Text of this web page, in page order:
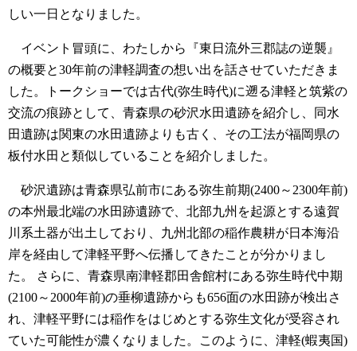
しい一日となりました。
イベント冒頭に、わたしから『東日流外三郡誌の逆襲』
の概要と30年前の津軽調査の想い出を話させていただきま
した。トークショーでは古代(弥生時代)に遡る津軽と筑紫の
交流の痕跡として、青森県の砂沢水田遺跡を紹介し、同水
田遺跡は関東の水田遺跡よりも古く、その工法が福岡県の
板付水田と類似していることを紹介しました。
砂沢遺跡は青森県弘前市にある弥生前期(2400～2300年前)
の本州最北端の水田跡遺跡で、北部九州を起源とする遠賀
川系土器が出土しており、九州北部の稲作農耕が日本海沿
岸を経由して津軽平野へ伝播してきたことが分かりまし
た。
さらに、青森県南津軽郡田舎館村にある弥生時代中期
(2100～2000年前)の垂柳遺跡からも656面の水田跡が検出さ
れ、津軽平野には稲作をはじめとする弥生文化が受容され
ていた可能性が濃くなりました。このように、津軽(蝦夷国)